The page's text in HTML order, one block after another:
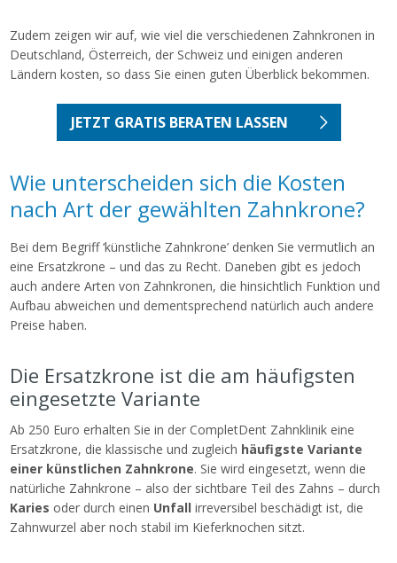
Zudem zeigen wir auf, wie viel die verschiedenen Zahnkronen in
Deutschland, Österreich, der Schweiz und einigen anderen
Ländern kosten, so dass Sie einen guten Überblick bekommen.
JETZT GRATIS BERATEN LASSEN
Wie unterscheiden sich die Kosten
nach Art der gewählten Zahnkrone?
Bei dem Begriff ‘künstliche Zahnkrone’ denken Sie vermutlich an
eine Ersatzkrone – und das zu Recht. Daneben gibt es jedoch
auch andere Arten von Zahnkronen, die hinsichtlich Funktion und
Aufbau abweichen und dementsprechend natürlich auch andere
Preise haben.
Die Ersatzkrone ist die am häufigsten
eingesetzte Variante
Ab 250 Euro erhalten Sie in der CompletDent Zahnklinik eine
Ersatzkrone, die klassische und zugleich häufigste Variante
einer künstlichen Zahnkrone. Sie wird eingesetzt, wenn die
natürliche Zahnkrone – also der sichtbare Teil des Zahns – durch
Karies oder durch einen Unfall irreversibel beschädigt ist, die
Zahnwurzel aber noch stabil im Kieferknochen sitzt.